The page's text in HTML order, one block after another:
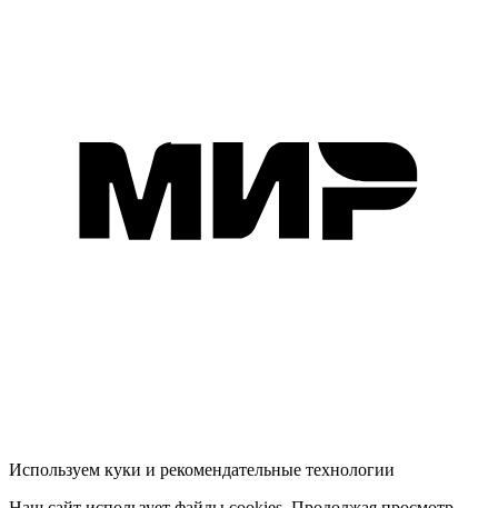
Используем куки и рекомендательные технологии